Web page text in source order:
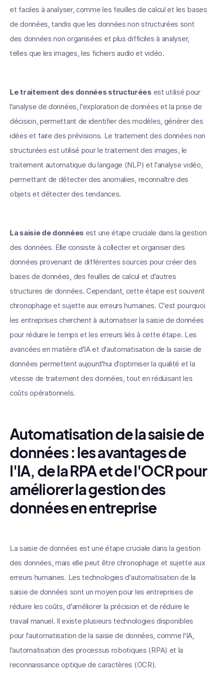
et faciles à analyser, comme les feuilles de calcul et les bases
de données, tandis que les données non structurées sont
des données non organisées et plus difficiles à analyser,
telles que les images, les fichiers audio et vidéo.
Le traitement des données structurées est utilisé pour
l'analyse de données, l'exploration de données et la prise de
décision, permettant de identifier des modèles, générer des
idées et faire des prévisions. Le traitement des données non
structurées est utilisé pour le traitement des images, le
traitement automatique du langage (NLP) et l'analyse vidéo,
permettant de détecter des anomalies, reconnaître des
objets et détecter des tendances.
La saisie de données est une étape cruciale dans la gestion
des données. Elle consiste à collecter et organiser des
données provenant de différentes sources pour créer des
bases de données, des feuilles de calcul et d'autres
structures de données. Cependant, cette étape est souvent
chronophage et sujette aux erreurs humaines. C'est pourquoi
les entreprises cherchent à automatiser la saisie de données
pour réduire le temps et les erreurs liés à cette étape. Les
avancées en matière d'IA et d'automatisation de la saisie de
données permettent aujourd'hui d'optimiser la qualité et la
vitesse de traitement des données, tout en réduisant les
coûts opérationnels.
Automatisation de la saisie de
données : les avantages de
l'IA, de la RPA et de l'OCR pour
améliorer la gestion des
données en entreprise
La saisie de données est une étape cruciale dans la gestion
des données, mais elle peut être chronophage et sujette aux
erreurs humaines. Les technologies d'automatisation de la
saisie de données sont un moyen pour les entreprises de
réduire les coûts, d'améliorer la précision et de réduire le
travail manuel. Il existe plusieurs technologies disponibles
pour l'automatisation de la saisie de données, comme l'IA,
l'automatisation des processus robotiques (RPA) et la
reconnaissance optique de caractères (OCR).